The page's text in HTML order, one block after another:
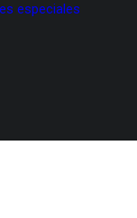
especiales